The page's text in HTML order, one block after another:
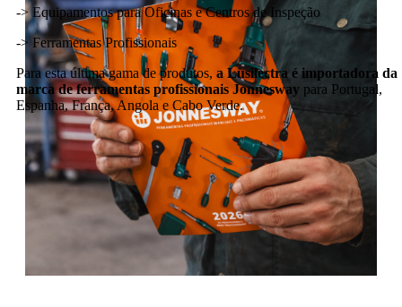
-> Equipamentos para Oficinas e Centros de Inspeção
-> Ferramentas Profissionais
Para esta última gama de produtos, a Lusilectra é importadora da
marca de ferramentas profissionais Jonnesway para Portugal,
Espanha, França, Angola e Cabo Verde.